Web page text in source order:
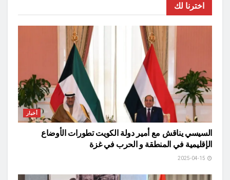
اخترنا لك
أخبار
السيسي يناقش مع أمير دولة الكويت تطورات الأوضاع
الإقليمية في المنطقة و الحرب في غزة